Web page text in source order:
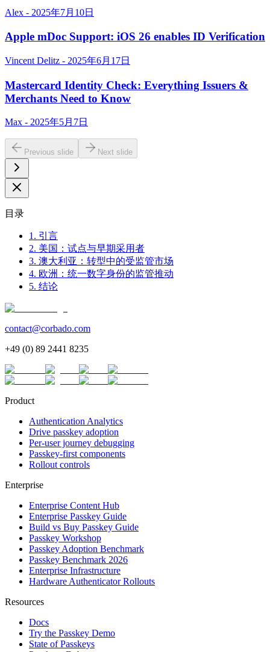
Alex - 2025年7月10日
Apple mDoc Support: iOS 26 enables ID Verification
Vincent Delitz - 2025年6月17日
Mastercard Identity Check: Everything Issuers &
Merchants Need to Know
Max - 2025年5月7日
Previous slide Next slide
目录
1. 引言
2. 美国：试点与早期采用者
3. 澳大利亚：转型中的受监管市场
4. 欧洲：统一数字身份的监管推动
5. 结论
contact@corbado.com
+49 (0) 89 2441 8235
Product
Authentication Analytics
Drive passkey adoption
Per-user journey debugging
Passkey-first components
Rollout controls
Enterprise
Enterprise Content Hub
Enterprise Passkey Guide
Build vs Buy Passkey Guide
Passkey Workshop
Passkey Adoption Benchmark
Passkey Benchmark 2026
Enterprise Infrastructure
Hardware Authenticator Rollouts
Resources
Docs
Try the Passkey Demo
State of Passkeys